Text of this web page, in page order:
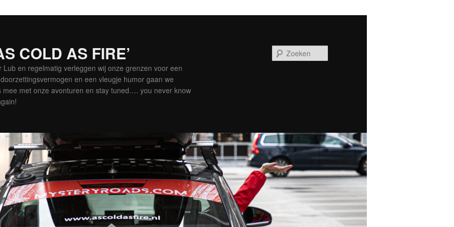
COLD AS FIRE’
Lub en regelmatig verleggen wij onze grenzen voor een
en een vleugje humor gaan we
mee met onze avonturen en stay tuned…. you never know